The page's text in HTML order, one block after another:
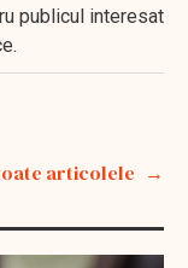
publicul interesat
articolele